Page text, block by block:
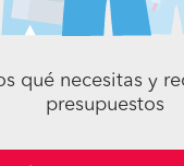
qué necesitas y
presupuestos